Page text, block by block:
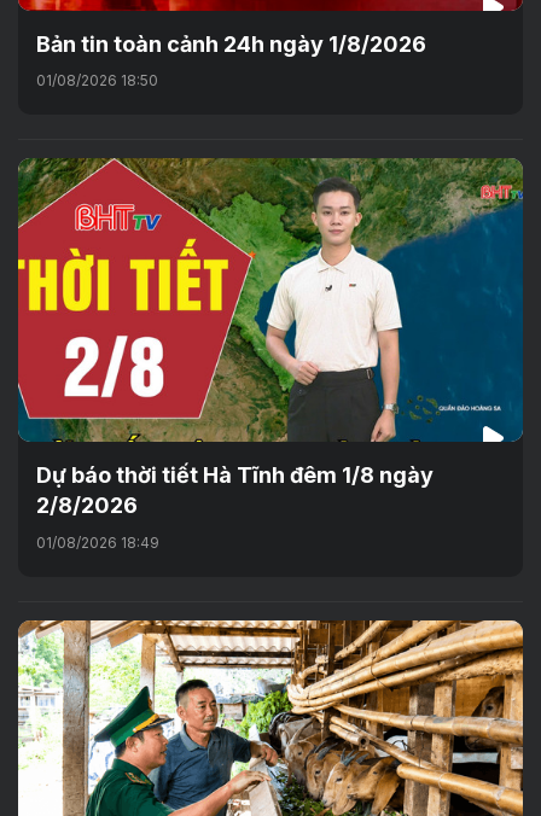
Bản tin toàn cảnh 24h ngày 1/8/2026
01/08/2026 18:50
Dự báo thời tiết Hà Tĩnh đêm 1/8 ngày
2/8/2026
01/08/2026 18:49